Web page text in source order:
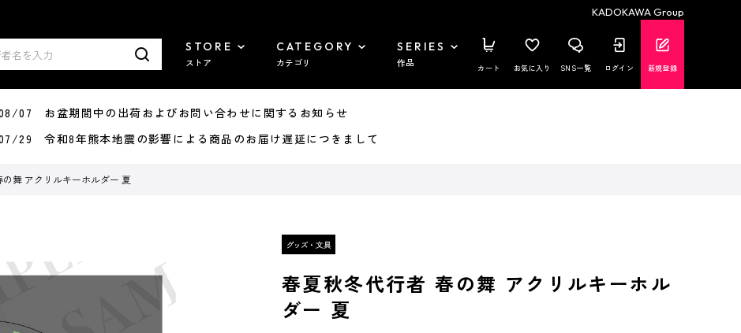
KADOKAWA Group
STORE
ストア
CATEGORY
カテゴリ
SERIES
作品 カート お気に入り SNS一覧 ログイン 新規登録
07 お盆期間中の出荷およびお問い合わせに関するお知らせ
29 令和8年熊本地震の影響による商品のお届け遅延につきまして
舞 アクリルキーホルダー 夏
春夏秋冬代行者 春の舞 アクリルキーホル
ダー 夏